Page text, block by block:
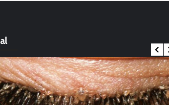
calendario político: Entre Tirios y Troyanos